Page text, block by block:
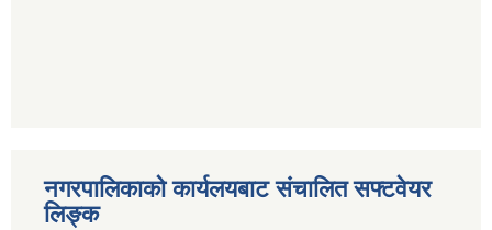
नगरपालिकाको कार्यलयबाट संचालित सफ्टवेयर
लिङ्क